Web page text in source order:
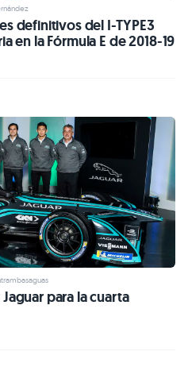
definitivos del I-TYPE3
en la Fórmula E de 2018-19
para la cuarta